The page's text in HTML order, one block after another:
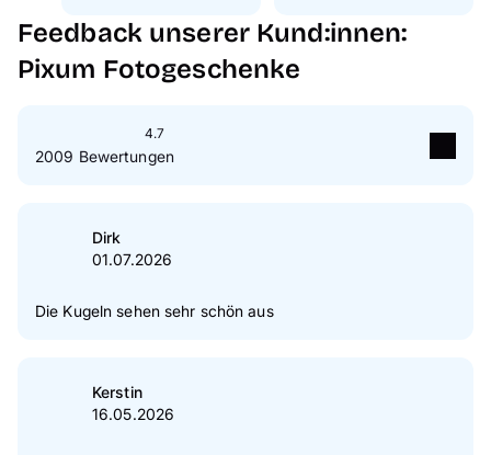
Feedback unserer Kund:innen:
Pixum Fotogeschenke
4.7
2009 Bewertungen
Sterne
Sterne
2 Sterne
Dirk
01.07.2026
Die Kugeln sehen sehr schön aus
Kerstin
16.05.2026